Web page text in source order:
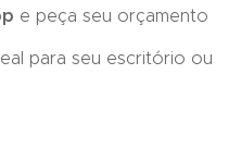
e peça seu orçamento
para seu escritório ou